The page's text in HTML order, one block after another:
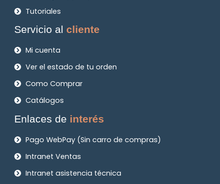
Tutoriales
Servicio alcliente
Mi cuenta
Ver el estado de tu orden
Como Comprar
Catálogos
Enlaces de interés
Pago WebPay (Sin carro de compras)
Intranet Ventas
Intranet asistencia técnica